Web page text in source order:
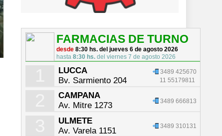
FARMACIAS DE TURNO
desde 8:30 hs. del jueves 6 de agosto 2026
hasta 8:30 hs.del viernes 7 de agosto 2026
LUCCA
Bv. Sarmiento 204
3489 425670
11 55179811
CAMPANA
Av. Mitre 1273
3489 666813
ULMETE
Av. Varela 1151
3489 310131